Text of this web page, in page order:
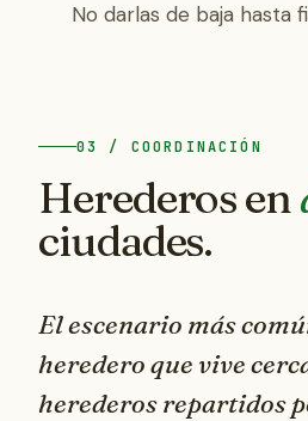
No darlas de baja hasta
03 / COORDINACIÓN
Herederos en
ciudades.
El escenario más
heredero que vive
herederos repartidos